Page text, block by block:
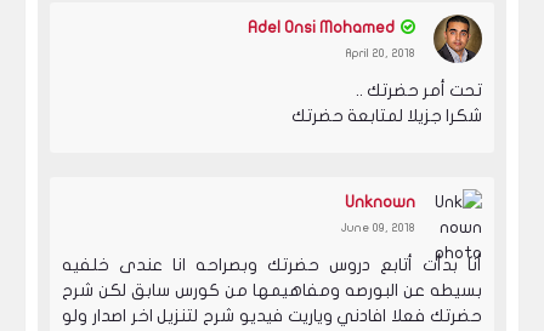
Adel Onsi Mohamed
April 20, 2018
تحت أمر حضرتك ..
شكرا جزيلا لمتابعة حضرتك
Unknown
June 09, 2018
أنا بدأت أتابع دروس حضرتك وبصراحه انا عندى خلفيه
بسيطه عن البورصه ومفاهيمها من كورس سابق لكن شرح
حضرتك فعلا افادني وياريت فيديو شرح لتنزيل اخر اصدار ولو